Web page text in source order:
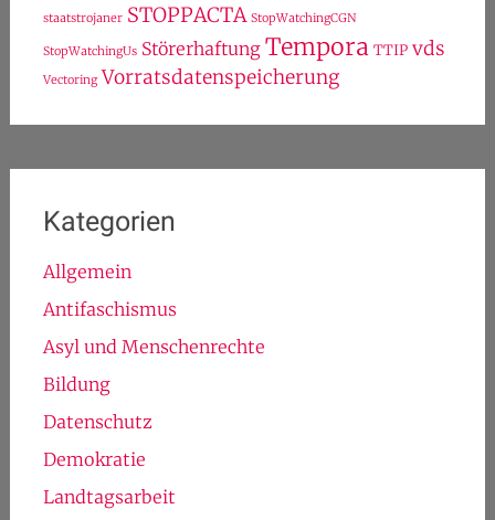
staatstrojaner STOPPACTA StopWatchingCGN
StopWatchingUs Störerhaftung Tempora TTIP vds
Vectoring Vorratsdatenspeicherung
Kategorien
Allgemein
Antifaschismus
Asyl und Menschenrechte
Bildung
Datenschutz
Demokratie
Landtagsarbeit